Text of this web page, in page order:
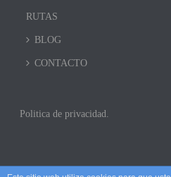
RUTAS
BLOG
CONTACTO
Politica de privacidad.